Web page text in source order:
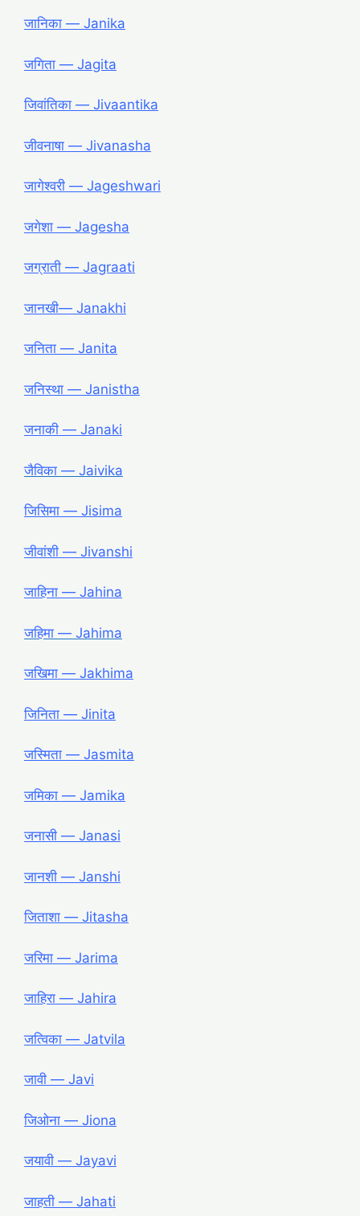
जानिका ― Janika
जगिता ― Jagita
जिवांतिका ― Jivaantika
जीवनाषा ― Jivanasha
जागेश्वरी ― Jageshwari
जगेशा ― Jagesha
जग्राती ― Jagraati
जानखी― Janakhi
जनिता ― Janita
जनिस्था ― Janistha
जनाकी ― Janaki
जैविका ― Jaivika
जिसिमा ― Jisima
जीवांशी ― Jivanshi
जाहिना ― Jahina
जहिमा ― Jahima
जखिमा ― Jakhima
जिनिता ― Jinita
जस्मिता ― Jasmita
जमिका ― Jamika
जनासी ― Janasi
जानशी ― Janshi
जिताशा ― Jitasha
जरिमा ― Jarima
जाहिरा ― Jahira
जत्विका ― Jatvila
जावी ― Javi
जिओना ― Jiona
जयावी ― Jayavi
जाहती ― Jahati